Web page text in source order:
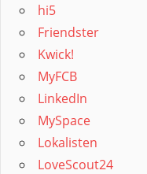
hi5
Friendster
Kwick!
MyFCB
LinkedIn
MySpace
Lokalisten
LoveScout24